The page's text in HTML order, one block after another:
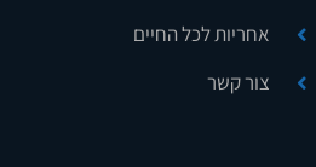
אחריות לכל החיים
צור קשר